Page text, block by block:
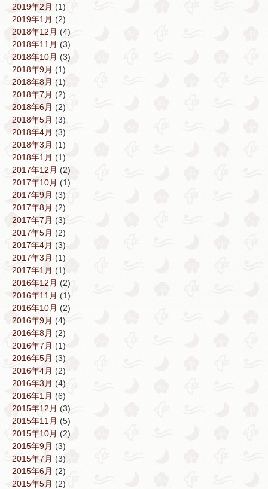
2019年2月 (1)
2019年1月 (2)
2018年12月 (4)
2018年11月 (3)
2018年10月 (3)
2018年9月 (1)
2018年8月 (1)
2018年7月 (2)
2018年6月 (2)
2018年5月 (3)
2018年4月 (3)
2018年3月 (1)
2018年1月 (1)
2017年12月 (2)
2017年10月 (1)
2017年9月 (3)
2017年8月 (2)
2017年7月 (3)
2017年5月 (2)
2017年4月 (3)
2017年3月 (1)
2017年1月 (1)
2016年12月 (2)
2016年11月 (1)
2016年10月 (2)
2016年9月 (4)
2016年8月 (2)
2016年7月 (1)
2016年5月 (3)
2016年4月 (2)
2016年3月 (4)
2016年1月 (6)
2015年12月 (3)
2015年11月 (5)
2015年10月 (2)
2015年9月 (3)
2015年7月 (3)
2015年6月 (2)
2015年5月 (2)